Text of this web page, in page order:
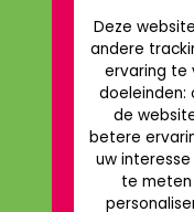
Deze
andere
ervaring te
doeleinden:
de
betere
uw
te